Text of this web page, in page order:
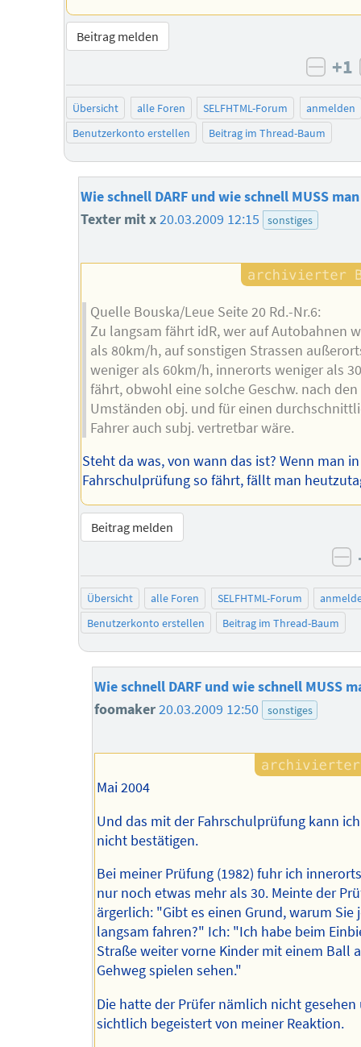
Beitrag melden
+1
Übersicht alle Foren SELFHTML-Forum
anmelden
Benutzerkonto erstellen
Beitrag im Thread-Baum
Wie schnell DARF und wie schnell MUSS
Texter mit x20.03.2009 12:15 sonstiges
Quelle Bouska/Leue Seite 20 Rd.-Nr.6:
Zu langsam fährt idR, wer auf Autobahnen
als 80km/h, auf sonstigen Strassen
weniger als 60km/h, innerorts weniger als
fährt, obwohl eine solche Geschw. nach den
Umständen obj. und für einen
Fahrer auch subj. vertretbar wäre.
Steht da was, von wann das ist? Wenn man
Fahrschulprüfung so fährt, fällt man
Beitrag melden
Übersicht alle Foren SELFHTML-Forum
Benutzerkonto erstellen
Beitrag im Thread-Baum
Wie schnell DARF und wie schnell MUSS
foomaker20.03.2009 12:50 sonstiges
Mai 2004
Und das mit der Fahrschulprüfung kann
nicht bestätigen.
Bei meiner Prüfung (1982) fuhr ich
nur noch etwas mehr als 30. Meinte der
ärgerlich: "Gibt es einen Grund, warum Sie
langsam fahren?" Ich: "Ich habe beim
Straße weiter vorne Kinder mit einem Ball
Gehweg spielen sehen."
Die hatte der Prüfer nämlich nicht gesehen
sichtlich begeistert von meiner Reaktion.